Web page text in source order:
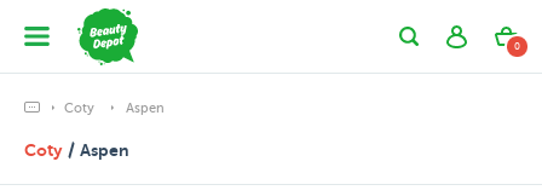
0
Coty Aspen
Coty / Aspen